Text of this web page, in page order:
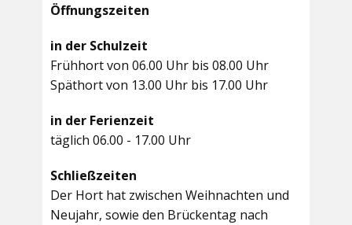
Öffnungszeiten
in der Schulzeit
Frühhort von 06.00 Uhr bis 08.00 Uhr
Späthort von 13.00 Uhr bis 17.00 Uhr
in der Ferienzeit
täglich 06.00 - 17.00 Uhr
Schließzeiten
Der Hort hat zwischen Weihnachten und
Neujahr, sowie den Brückentag nach